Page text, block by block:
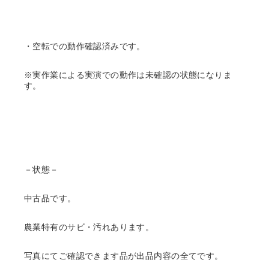
・空転での動作確認済みです。
※実作業による実演での動作は未確認の状態になりま
す。
－状態－
中古品です。
農業特有のサビ・汚れあります。
写真にてご確認できます品が出品内容の全てです。